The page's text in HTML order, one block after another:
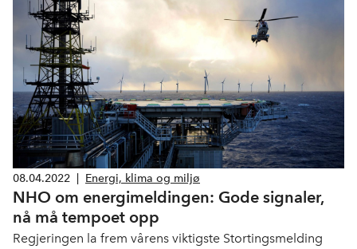
storstilt satsing på havvind
08.04.2022 Energi, klima og miljø
NHO om energimeldingen: Gode signaler,
nå må tempoet opp
Regjeringen la frem vårens viktigste Stortingsmelding